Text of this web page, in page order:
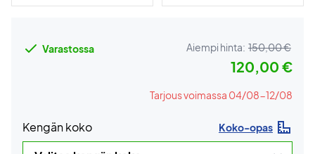
Varastossa Aiempi hinta: 150,00 €
120,00 €
Tarjous voimassa 04/08-12/08
Kengän koko Koko-opas